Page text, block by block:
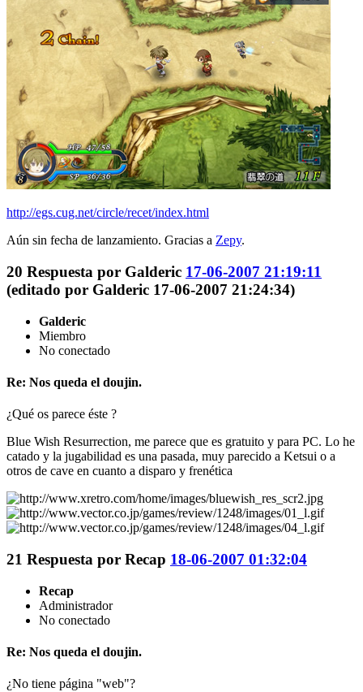
http://egs.cug.net/circle/recet/index.html
Aún sin fecha de lanzamiento. Gracias a Zepy.
20 Respuesta por Galderic 17-06-2007 21:19:11
(editado por Galderic 17-06-2007 21:24:34)
Galderic
Miembro
No conectado
Re: Nos queda el doujin.
¿Qué os parece éste ?
Blue Wish Resurrection, me parece que es gratuito y para PC. Lo he
catado y la jugabilidad es una pasada, muy parecido a Ketsui o a
otros de cave en cuanto a disparo y frenética
21 Respuesta por Recap 18-06-2007 01:32:04
Recap
Administrador
No conectado
Re: Nos queda el doujin.
¿No tiene página "web"?